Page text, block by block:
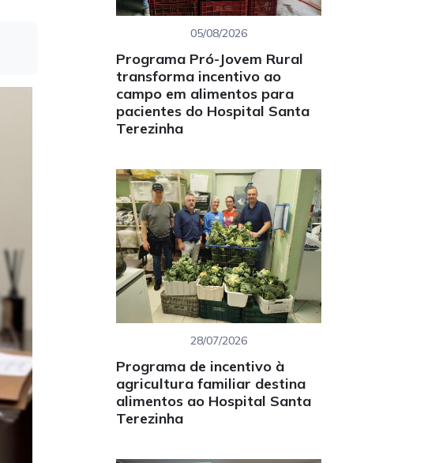
05/08/2026
Programa Pró-Jovem Rural
transforma incentivo ao
campo em alimentos para
pacientes do Hospital Santa
Terezinha
28/07/2026
Programa de incentivo à
agricultura familiar destina
alimentos ao Hospital Santa
Terezinha